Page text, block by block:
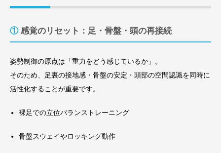
① 感覚のリセット：足・骨盤・頭の再接続
姿勢制御の原点は「重力をどう感じているか」。
そのため、足裏の接地感・骨盤の安定・頭部の空間認識を同時に
活性化することが重要です。
裸足での立位バランストレーニング
骨盤スウェイやロッキング動作